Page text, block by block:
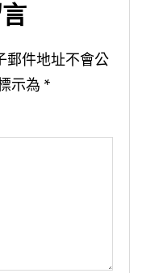
郵件地址不會公
示為 *